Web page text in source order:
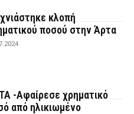
κλοπή
ποσού στην Άρτα
-Αφαίρεσε χρηματικό
από ηλικιωμένο